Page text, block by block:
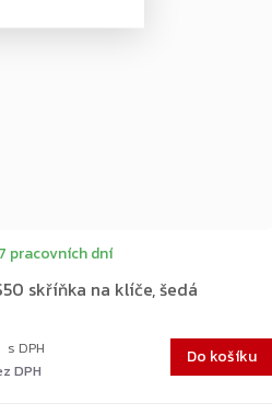
skříňka na klíče, šedá
pracovních dní
DPH
Do košíku